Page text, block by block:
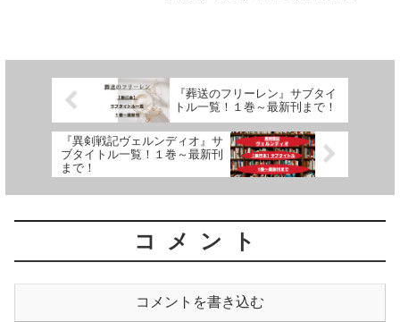
『葬送のフリーレン』サブタイ
トル一覧！１巻～最新刊まで！
『異剣戦記ヴェルンディオ』サ
ブタイトル一覧！１巻～最新刊
まで！
コメント
コメントを書き込む